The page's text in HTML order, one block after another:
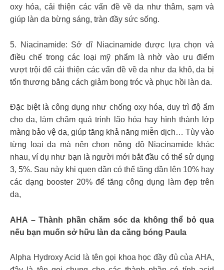
oxy hóa, cải thiện các vấn đề về da như thâm, sạm và
giúp làn da bừng sáng, tràn đầy sức sống.
5. Niacinamide: Sở dĩ Niacinamide được lựa chọn và
điều chế trong các loại mỹ phẩm là nhờ vào ưu điểm
vượt trội để cải thiện các vấn đề về da như da khô, da bị
tổn thương bằng cách giảm bong tróc và phục hồi làn da.
Đặc biệt là công dụng như chống oxy hóa, duy trì độ ẩm
cho da, làm chậm quá trình lão hóa hay hình thành lớp
màng bảo vệ da, giúp tăng khả năng miễn dịch… Tùy vào
từng loại da mà nên chọn nồng độ Niacinamide khác
nhau, ví dụ như bạn là người mới bắt đầu có thể sử dụng
3, 5%. Sau này khi quen dần có thể tăng dần lên 10% hay
các dạng booster 20% để tăng công dụng làm đẹp trên
da,
AHA – Thành phần chăm sóc da không thể bỏ qua
nếu bạn muốn sở hữu làn da căng bóng Paula
Alpha Hydroxy Acid là tên gọi khoa học đầy đủ của AHA,